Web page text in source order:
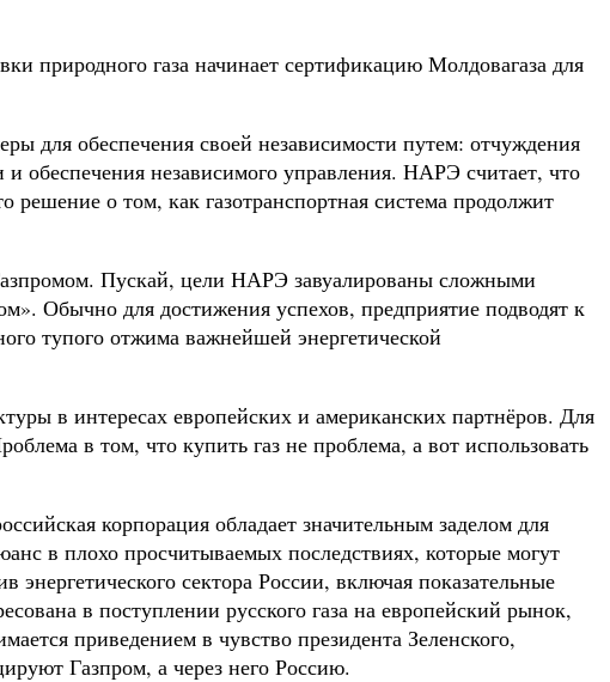
природного газа начинает сертификацию Молдовагаза для
для обеспечения своей независимости путем: отчуждения
и обеспечения независимого управления. НАРЭ считает, что
о том, как газотранспортная система продолжит
Пускай, цели НАРЭ завуалированы сложными
Обычно для достижения успехов, предприятие подводят к
тупого отжима важнейшей энергетической
в интересах европейских и американских партнёров. Для
в том, что купить газ не проблема, а вот использовать
корпорация обладает значительным заделом для
в плохо просчитываемых последствиях, которые могут
сектора России, включая показательные
в поступлении русского газа на европейский рынок,
приведением в чувство президента Зеленского,
Газпром, а через него Россию.